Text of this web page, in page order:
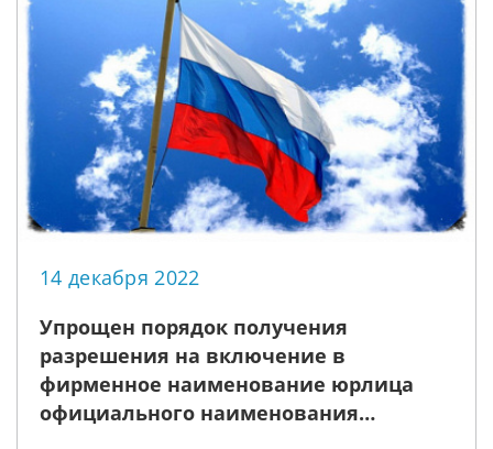
14 декабря 2022
Упрощен порядок получения
разрешения на включение в
фирменное наименование юрлица
официального наименования